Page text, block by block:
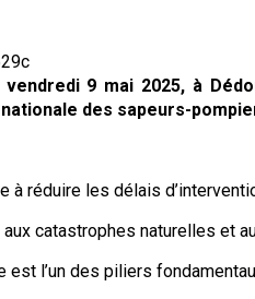
9 mai 2025, à
des sapeurs-
à réduire les délais
catastrophes naturelles et
l’un des piliers